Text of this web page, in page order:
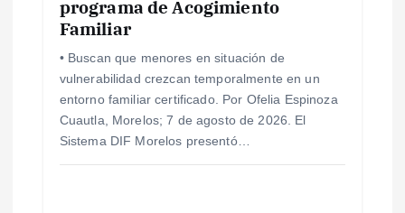
programa de Acogimiento
Familiar
• Buscan que menores en situación de
vulnerabilidad crezcan temporalmente en un
entorno familiar certificado. Por Ofelia Espinoza
Cuautla, Morelos; 7 de agosto de 2026. El
Sistema DIF Morelos presentó…